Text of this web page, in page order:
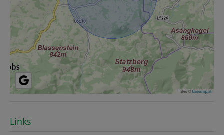
Tiles ©basemap.at
Links